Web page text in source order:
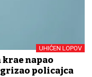
UHIĆEN LOPOV
napao
policajca